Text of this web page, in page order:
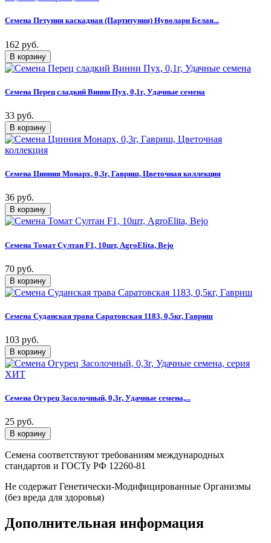
Семена Петуния каскадная (Партитуния) Нуволари Белая...
162 руб.
Семена Перец сладкий Винни Пух, 0,1г, Удачные семена
33 руб.
Семена Цинния Монарх, 0,3г, Гавриш, Цветочная коллекция
36 руб.
Семена Томат Султан F1, 10шт, AgroElita, Bejo
70 руб.
Семена Суданская трава Саратовская 1183, 0,5кг, Гавриш
103 руб.
Семена Огурец Засолочный, 0,3г, Удачные семена,...
25 руб.
Семена соответствуют требованиям международных
стандартов и ГОСТу РФ 12260-81
Не содержат Генетически-Модифицированные Организмы
(без вреда для здоровья)
Дополнительная информация